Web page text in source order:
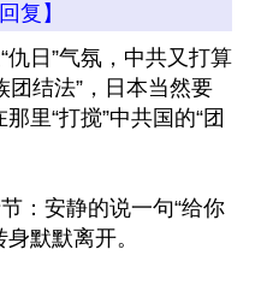
回复】
日”气氛，中共又打算
团结法”，日本当然要
里“打搅”中共国的“团
：安静的说一句“给你
默默离开。